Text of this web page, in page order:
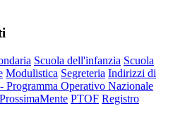
Scuola dell'infanzia Scuola
Modulistica Segreteria Indirizzi di
Programma Operativo Nazionale
ProssimaMente PTOF Registro